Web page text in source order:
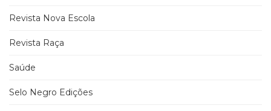
Revista Nova Escola
Revista Raça
Saúde
Selo Negro Edições